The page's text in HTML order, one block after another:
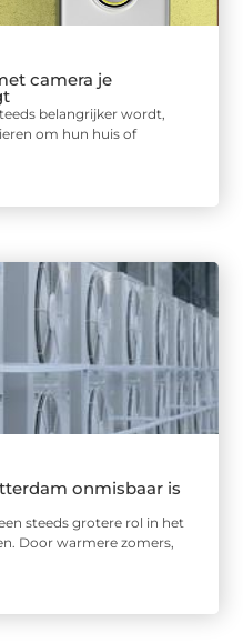
camera je
belangrijker wordt,
om hun huis of
onmisbaar is
steeds grotere rol in het
Door warmere zomers,